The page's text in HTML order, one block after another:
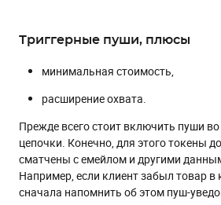
Триггерные пуши, плюсы
минимальная стоимость,
расширение охвата.
Прежде всего стоит включить пуши во
цепочки. Конечно, для этого токены
сматчены с емейлом и другими
Например, если клиент забыл товар
сначала напомнить об этом пуш-